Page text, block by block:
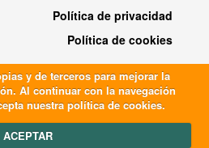
Política de privacidad
Política de cookies
y de terceros para mejorar la
Al continuar con la navegación
nuestra política de cookies.
ACEPTAR